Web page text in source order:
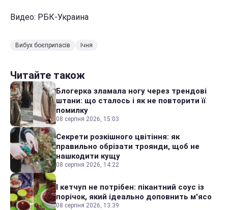
Видео: РБК-Украина
Вибух боєприпасів Ічня
Читайте також
Блогерка зламала ногу через трендові
штани: що сталось і як не повторити її
помилку
08 серпня 2026, 15:03
Секрети розкішного цвітіння: як
правильно обрізати троянди, щоб не
нашкодити кущу
08 серпня 2026, 14:22
І кетчуп не потрібен: пікантний соус із
порічок, який ідеально доповнить м'ясо
08 серпня 2026, 13:39